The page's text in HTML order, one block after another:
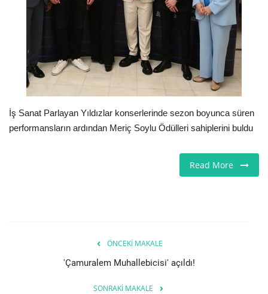
Videolar
İş & Ekonomi
Pazaryeri
İş Sanat Parlayan Yıldızlar konserlerinde sezon boyunca süren
performansların ardından Meriç Soylu Ödülleri sahiplerini buldu
Read More
ÖNCEKI MAKALE
'Çamuralem Muhallebicisi' açıldı!
SONRAKI MAKALE